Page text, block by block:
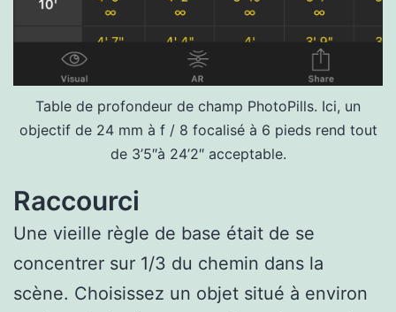
Table de profondeur de champ PhotoPills. Ici, un
objectif de 24 mm à f / 8 focalisé à 6 pieds rend tout
de 3’5″à 24’2″ acceptable.
Raccourci
Une vieille règle de base était de se
concentrer sur 1/3 du chemin dans la
scène. Choisissez un objet situé à environ